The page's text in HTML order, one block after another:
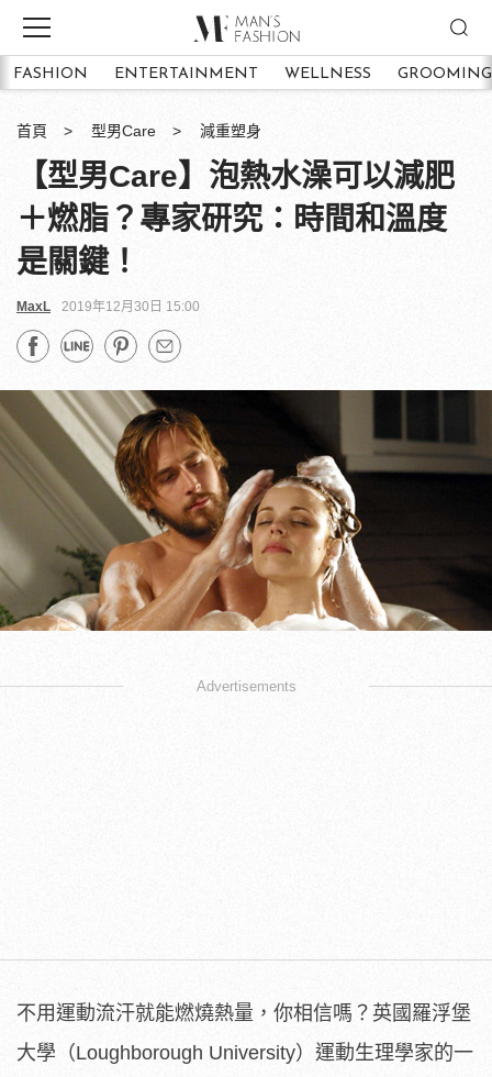
FASHION ENTERTAINMENT WELLNESS GROOMING
首頁 型男Care 減重塑身
【型男Care】泡熱水澡可以減肥
＋燃脂？專家研究：時間和溫度
是關鍵！
MaxL 2019年12月30日 15:00
Advertisements
不用運動流汗就能燃燒熱量，你相信嗎？英國羅浮堡
大學（Loughborough University）運動生理學家的一